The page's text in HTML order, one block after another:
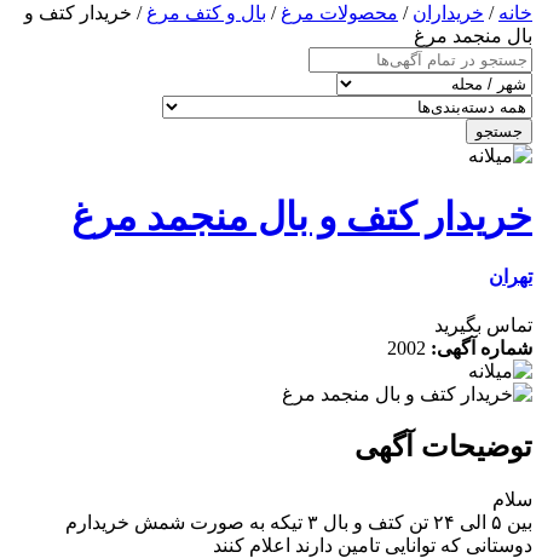
خانه/ خریداران/ محصولات مرغ/ بال و کتف مرغ/ خریدار کتف و
بال منجمد مرغ
جستجو
خریدار کتف و بال منجمد مرغ
تهران
تماس بگیرید
شماره آگهی: 2002
توضیحات آگهی
سلام
بین ۵ الی ۲۴ تن کتف و بال ۳ تیکه به صورت شمش خریدارم
دوستانی که توانایی تامین دارند اعلام کنند